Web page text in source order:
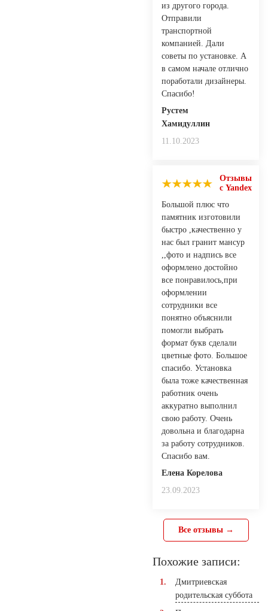
из другого города.
Отправили
транспортной
компанией. Дали
советы по установке. А
в самом начале отлично
поработали дизайнеры.
Спасибо!
Рустем
Хамидуллин
11.10.2023
Отзывы
с Yandex
Большой плюс что
памятник изготовили
быстро ,качественно у
нас был гранит мансур
,,фото и надпись все
оформлено достойно
все понравилось,при
оформлении
сотрудники все
понятно объяснили
помогли выбрать
формат букв сделали
цветные фото. Большое
спасибо. Установка
была тоже качественная
работник очень
аккуратно выполнил
свою работу. Очень
довольна и благодарна
за работу сотрудников.
Спасибо вам.
Елена Корелова
23.09.2023
Все отзывы →
Похожие записи:
Дмитриевская
родительская суббота